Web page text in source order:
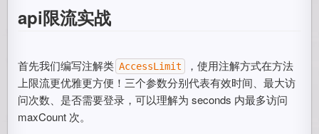
api限流实战
首先我们编写注解类 AccessLimit
，使用注解方式在方法
上限流更优雅更方便！三个参数分别代表有效时间、最大访
问次数、是否需要登录，可以理解为 seconds 内最多访问
maxCount 次。